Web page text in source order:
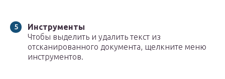
Инструменты
Чтобы выделить и удалить текст из
отсканированного документа, щелкните меню
инструментов.